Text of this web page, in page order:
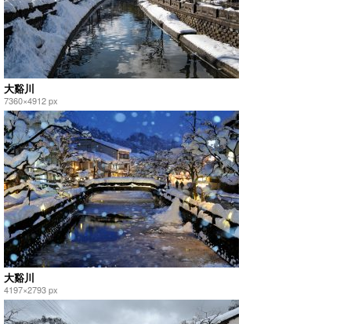
大谿川
7360×4912 px
大谿川
4197×2793 px